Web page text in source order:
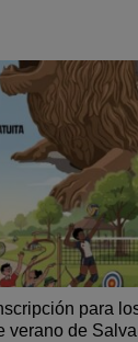
para
verano de